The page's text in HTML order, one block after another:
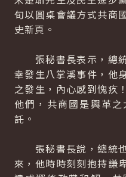
旬以圓桌會議方式共商
史新頁。
張秘書長表示，總統
幸發生八掌溪事件，他
之發生，內心感到愧疚
他們，共商國是興革
託。
張秘書長說，總統也
來，他時時刻刻抱持謙